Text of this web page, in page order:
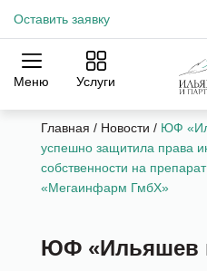
Оставить заявку
Меню Услуги
Практики
Главная / Новости / ЮФ
успешно защитила права
собственности на
«Мегаинфарм ГмбХ»
ЮФ «Ильяшев